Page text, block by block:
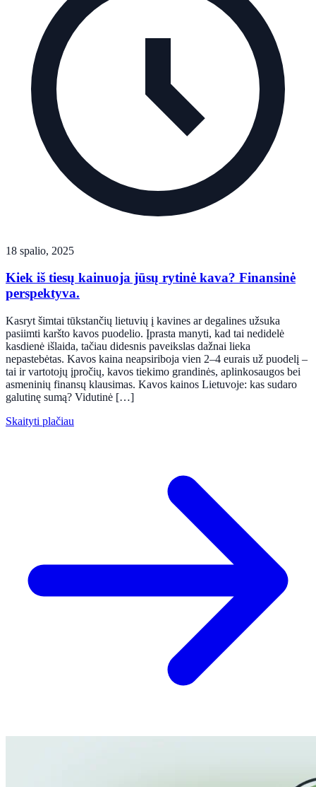
18 spalio, 2025
Kiek iš tiesų kainuoja jūsų rytinė kava? Finansinė
perspektyva.
Kasryt šimtai tūkstančių lietuvių į kavines ar degalines užsuka
pasiimti karšto kavos puodelio. Įprasta manyti, kad tai nedidelė
kasdienė išlaida, tačiau didesnis paveikslas dažnai lieka
nepastebėtas. Kavos kaina neapsiriboja vien 2–4 eurais už puodelį –
tai ir vartotojų įpročių, kavos tiekimo grandinės, aplinkosaugos bei
asmeninių finansų klausimas. Kavos kainos Lietuvoje: kas sudaro
galutinę sumą? Vidutinė […]
Skaityti plačiau